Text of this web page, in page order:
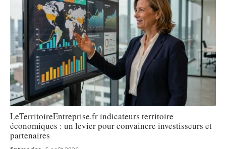
LeTerritoireEntreprise.fr indicateurs territoire
économiques : un levier pour convaincre investisseurs et
partenaires